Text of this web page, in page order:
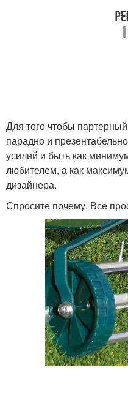
Для того чтобы
парадно и
усилий и быть как
любителем, а как
дизайнера.
Спросите почему. Все